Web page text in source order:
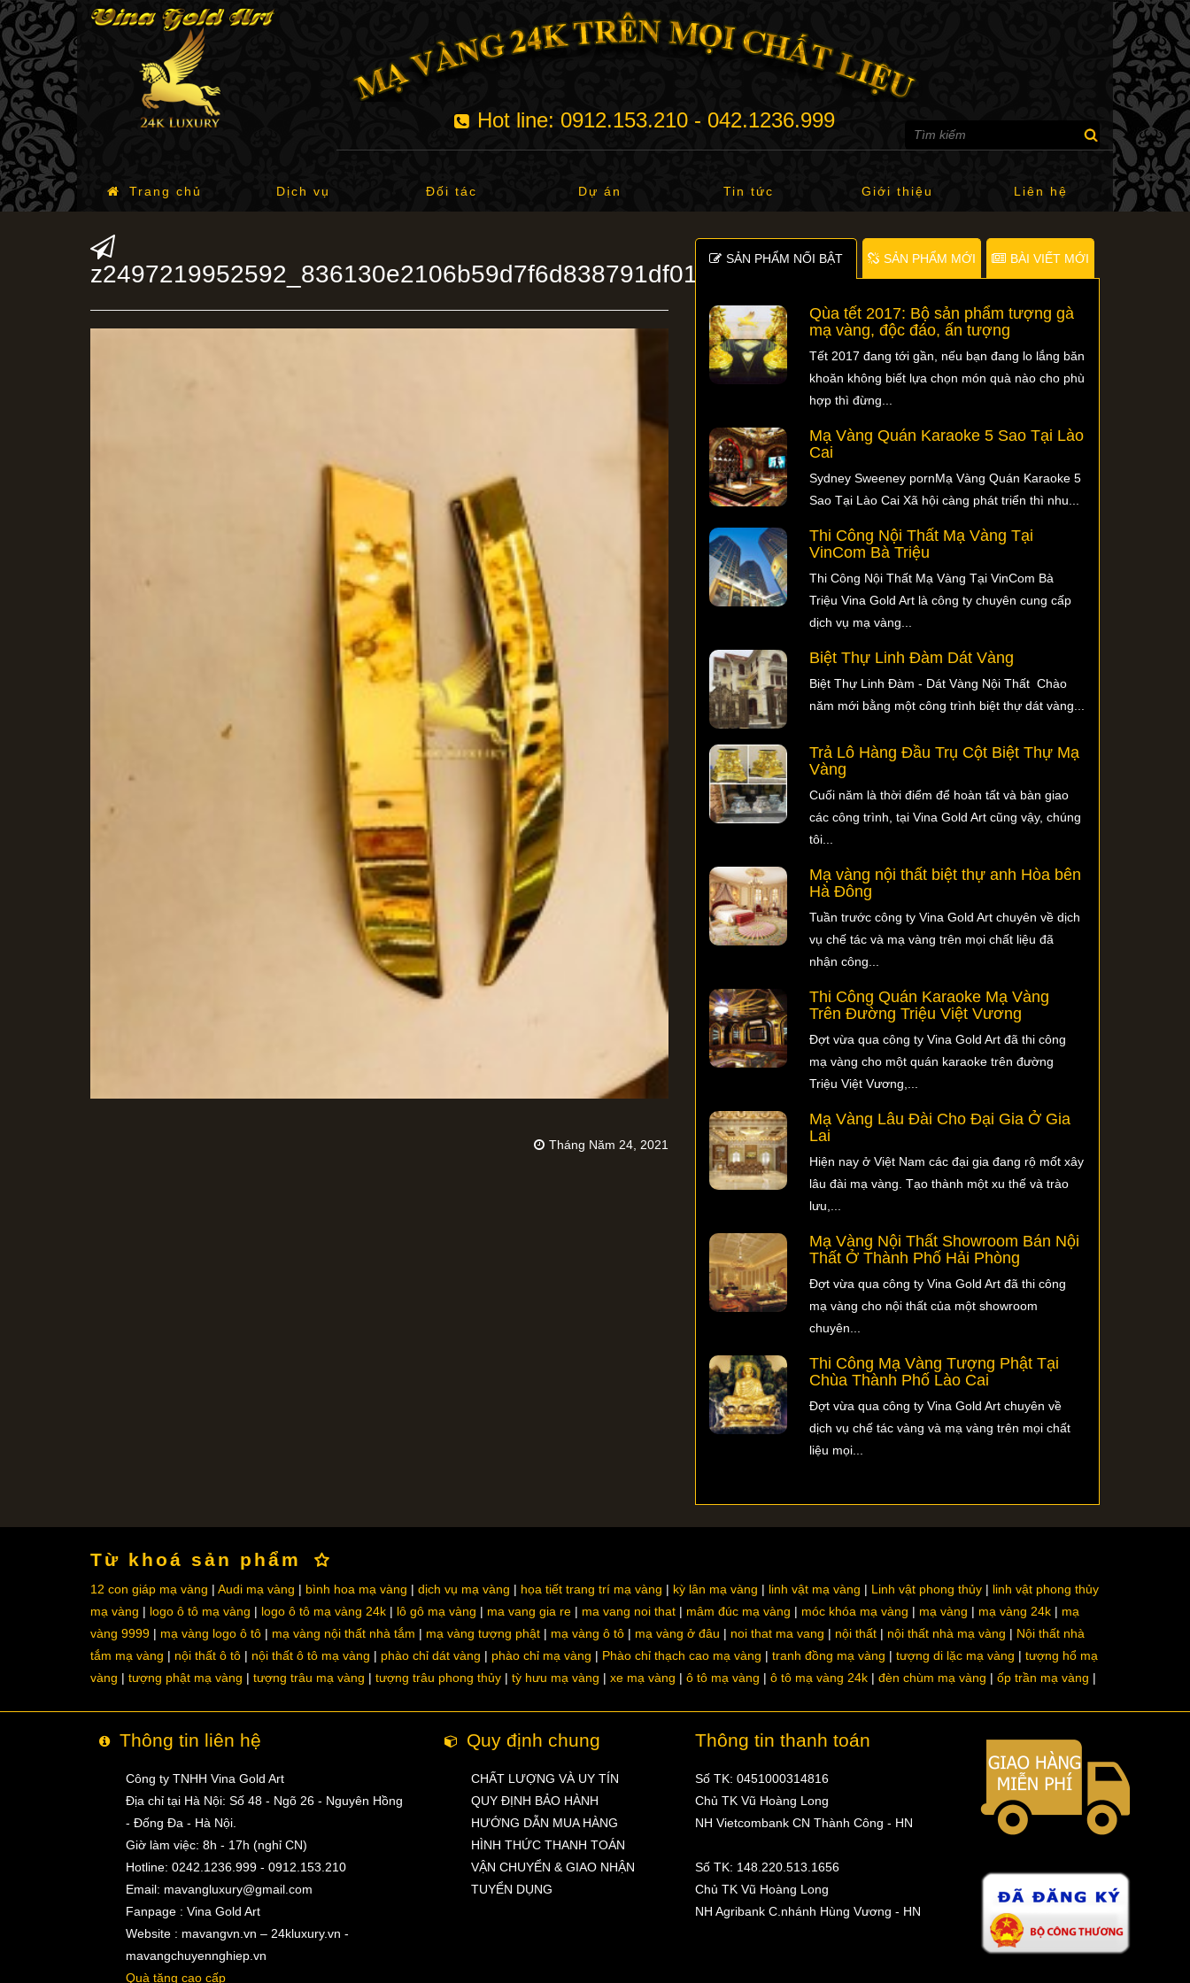
Hot line: 0912.153.210 - 042.1236.999
Trang chủ Dịch vụ Đối tác Dự án Tin tức Giới thiệu Liên hệ
z2497219952592_836130e2106b59d7f6d838791df014fe
Tháng Năm 24, 2021
SẢN PHẨM NỐI BẬT SẢN PHẨM MỚI BÀI VIẾT MỚI
Qùa tết 2017: Bộ sản phẩm tượng gà
mạ vàng, độc đáo, ấn tượng
Tết 2017 đang tới gần, nếu bạn đang lo lắng băn
khoăn không biết lựa chọn món quà nào cho phù
hợp thì đừng...
Mạ Vàng Quán Karaoke 5 Sao Tại Lào
Cai
Sydney Sweeney pornMạ Vàng Quán Karaoke 5
Sao Tại Lào Cai Xã hội càng phát triển thì nhu...
Thi Công Nội Thất Mạ Vàng Tại
VinCom Bà Triệu
Thi Công Nội Thất Mạ Vàng Tại VinCom Bà
Triệu Vina Gold Art là công ty chuyên cung cấp
dịch vụ mạ vàng...
Biệt Thự Linh Đàm Dát Vàng
Biệt Thự Linh Đàm - Dát Vàng Nội Thất Chào
năm mới bằng một công trình biệt thự dát vàng...
Trả Lô Hàng Đầu Trụ Cột Biệt Thự Mạ
Vàng
Cuối năm là thời điểm để hoàn tất và bàn giao
các công trình, tại Vina Gold Art cũng vậy, chúng
tôi...
Mạ vàng nội thất biệt thự anh Hòa bên
Hà Đông
Tuần trước công ty Vina Gold Art chuyên về dịch
vụ chế tác và mạ vàng trên mọi chất liệu đã
nhận công...
Thi Công Quán Karaoke Mạ Vàng
Trên Đường Triệu Việt Vương
Đợt vừa qua công ty Vina Gold Art đã thi công
mạ vàng cho một quán karaoke trên đường
Triệu Việt Vương,...
Mạ Vàng Lâu Đài Cho Đại Gia Ở Gia
Lai
Hiện nay ở Việt Nam các đại gia đang rộ mốt xây
lâu đài mạ vàng. Tạo thành một xu thế và trào
lưu,...
Mạ Vàng Nội Thất Showroom Bán Nội
Thất Ở Thành Phố Hải Phòng
Đợt vừa qua công ty Vina Gold Art đã thi công
mạ vàng cho nội thất của một showroom
chuyên...
Thi Công Mạ Vàng Tượng Phật Tại
Chùa Thành Phố Lào Cai
Đợt vừa qua công ty Vina Gold Art chuyên về
dịch vụ chế tác vàng và mạ vàng trên mọi chất
liệu mọi...
Từ khoá sản phẩm
12 con giáp mạ vàng Audi mạ vàng bình hoa mạ vàng dịch vụ mạ vàng họa tiết trang trí mạ vàng kỳ lân mạ vàng linh vật mạ vàng Linh vật phong thủy
linh vật phong thủy
mạ vàng
logo ô tô mạ vàng logo ô tô mạ vàng 24k lô gô mạ vàng ma vang gia re ma vang noi that mâm đúc mạ vàng móc khóa mạ vàng mạ vàng mạ vàng 24k
mạ
vàng 9999
mạ vàng logo ô tô mạ vàng nội thất nhà tắm mạ vàng tượng phật mạ vàng ô tô mạ vàng ở đâu noi that ma vang nội thất nội thất nhà mạ vàng
Nội thất nhà
tắm mạ vàng
nội thất ô tô nội thất ô tô mạ vàng phào chỉ dát vàng phào chỉ mạ vàng Phào chỉ thạch cao mạ vàng tranh đồng mạ vàng tượng di lặc mạ vàng
tượng hổ mạ
vàng
tượng phật mạ vàng tượng trâu mạ vàng tượng trâu phong thủy tỳ hưu mạ vàng xe mạ vàng ô tô mạ vàng ô tô mạ vàng 24k đèn chùm mạ vàng ốp trần mạ vàng
Thông tin liên hệ
Công ty TNHH Vina Gold Art
Địa chỉ tại Hà Nội: Số 48 - Ngõ 26 - Nguyên Hồng
- Đống Đa - Hà Nội.
Giờ làm việc: 8h - 17h (nghỉ CN)
Hotline: 0242.1236.999 - 0912.153.210
Email: mavangluxury@gmail.com
Fanpage : Vina Gold Art
Website : mavangvn.vn – 24kluxury.vn -
mavangchuyennghiep.vn
Quà tặng cao cấp
Quy định chung
CHẤT LƯỢNG VÀ UY TÍN
QUY ĐỊNH BẢO HÀNH
HƯỚNG DẪN MUA HÀNG
HÌNH THỨC THANH TOÁN
VẬN CHUYỂN & GIAO NHẬN
TUYỂN DỤNG
Thông tin thanh toán
Số TK: 0451000314816
Chủ TK Vũ Hoàng Long
NH Vietcombank CN Thành Công - HN
Số TK: 148.220.513.1656
Chủ TK Vũ Hoàng Long
NH Agribank C.nhánh Hùng Vương - HN